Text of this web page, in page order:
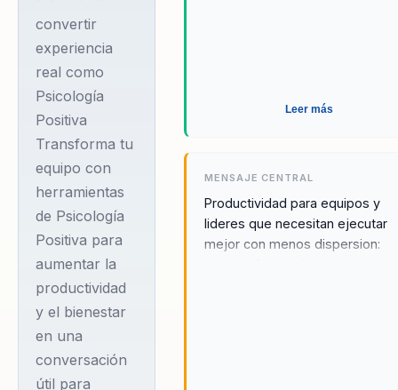
Su carrera se ha
centrado en el
análisis y mejora del
comportamiento
humano,
destacándose por
su enfoque en la
ciencia de la
felicidad. Valentina
es la creadora del
programa
'Valentinamente
Feliz', una iniciativa
que invita a las
personas a asumir
convertir
experiencia
real como
Psicología
Positiva
Transforma tu
equipo con
herramientas
de Psicología
Positiva para
aumentar la
productividad
y el bienestar
en una
conversación
útil para
Leer más
MENSAJE CENTRAL
Productividad para equipos y
lideres que necesitan ejecutar
mejor con menos dispersion: